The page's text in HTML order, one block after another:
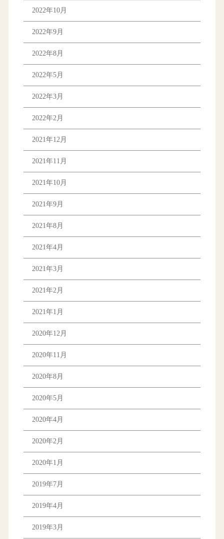
2022年10月
2022年9月
2022年8月
2022年5月
2022年3月
2022年2月
2021年12月
2021年11月
2021年10月
2021年9月
2021年8月
2021年4月
2021年3月
2021年2月
2021年1月
2020年12月
2020年11月
2020年8月
2020年5月
2020年4月
2020年2月
2020年1月
2019年7月
2019年4月
2019年3月